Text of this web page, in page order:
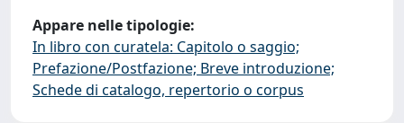
Appare nelle tipologie:
In libro con curatela: Capitolo o saggio;
Prefazione/Postfazione; Breve introduzione;
Schede di catalogo, repertorio o corpus